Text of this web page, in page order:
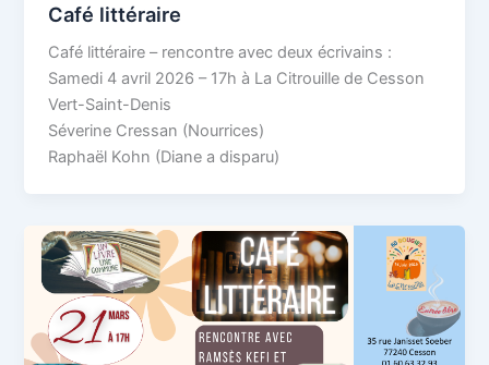
Café littéraire
Café littéraire – rencontre avec deux écrivains :
Samedi 4 avril 2026 – 17h à La Citrouille de Cesson
Vert-Saint-Denis
Séverine Cressan (Nourrices)
Raphaël Kohn (Diane a disparu)